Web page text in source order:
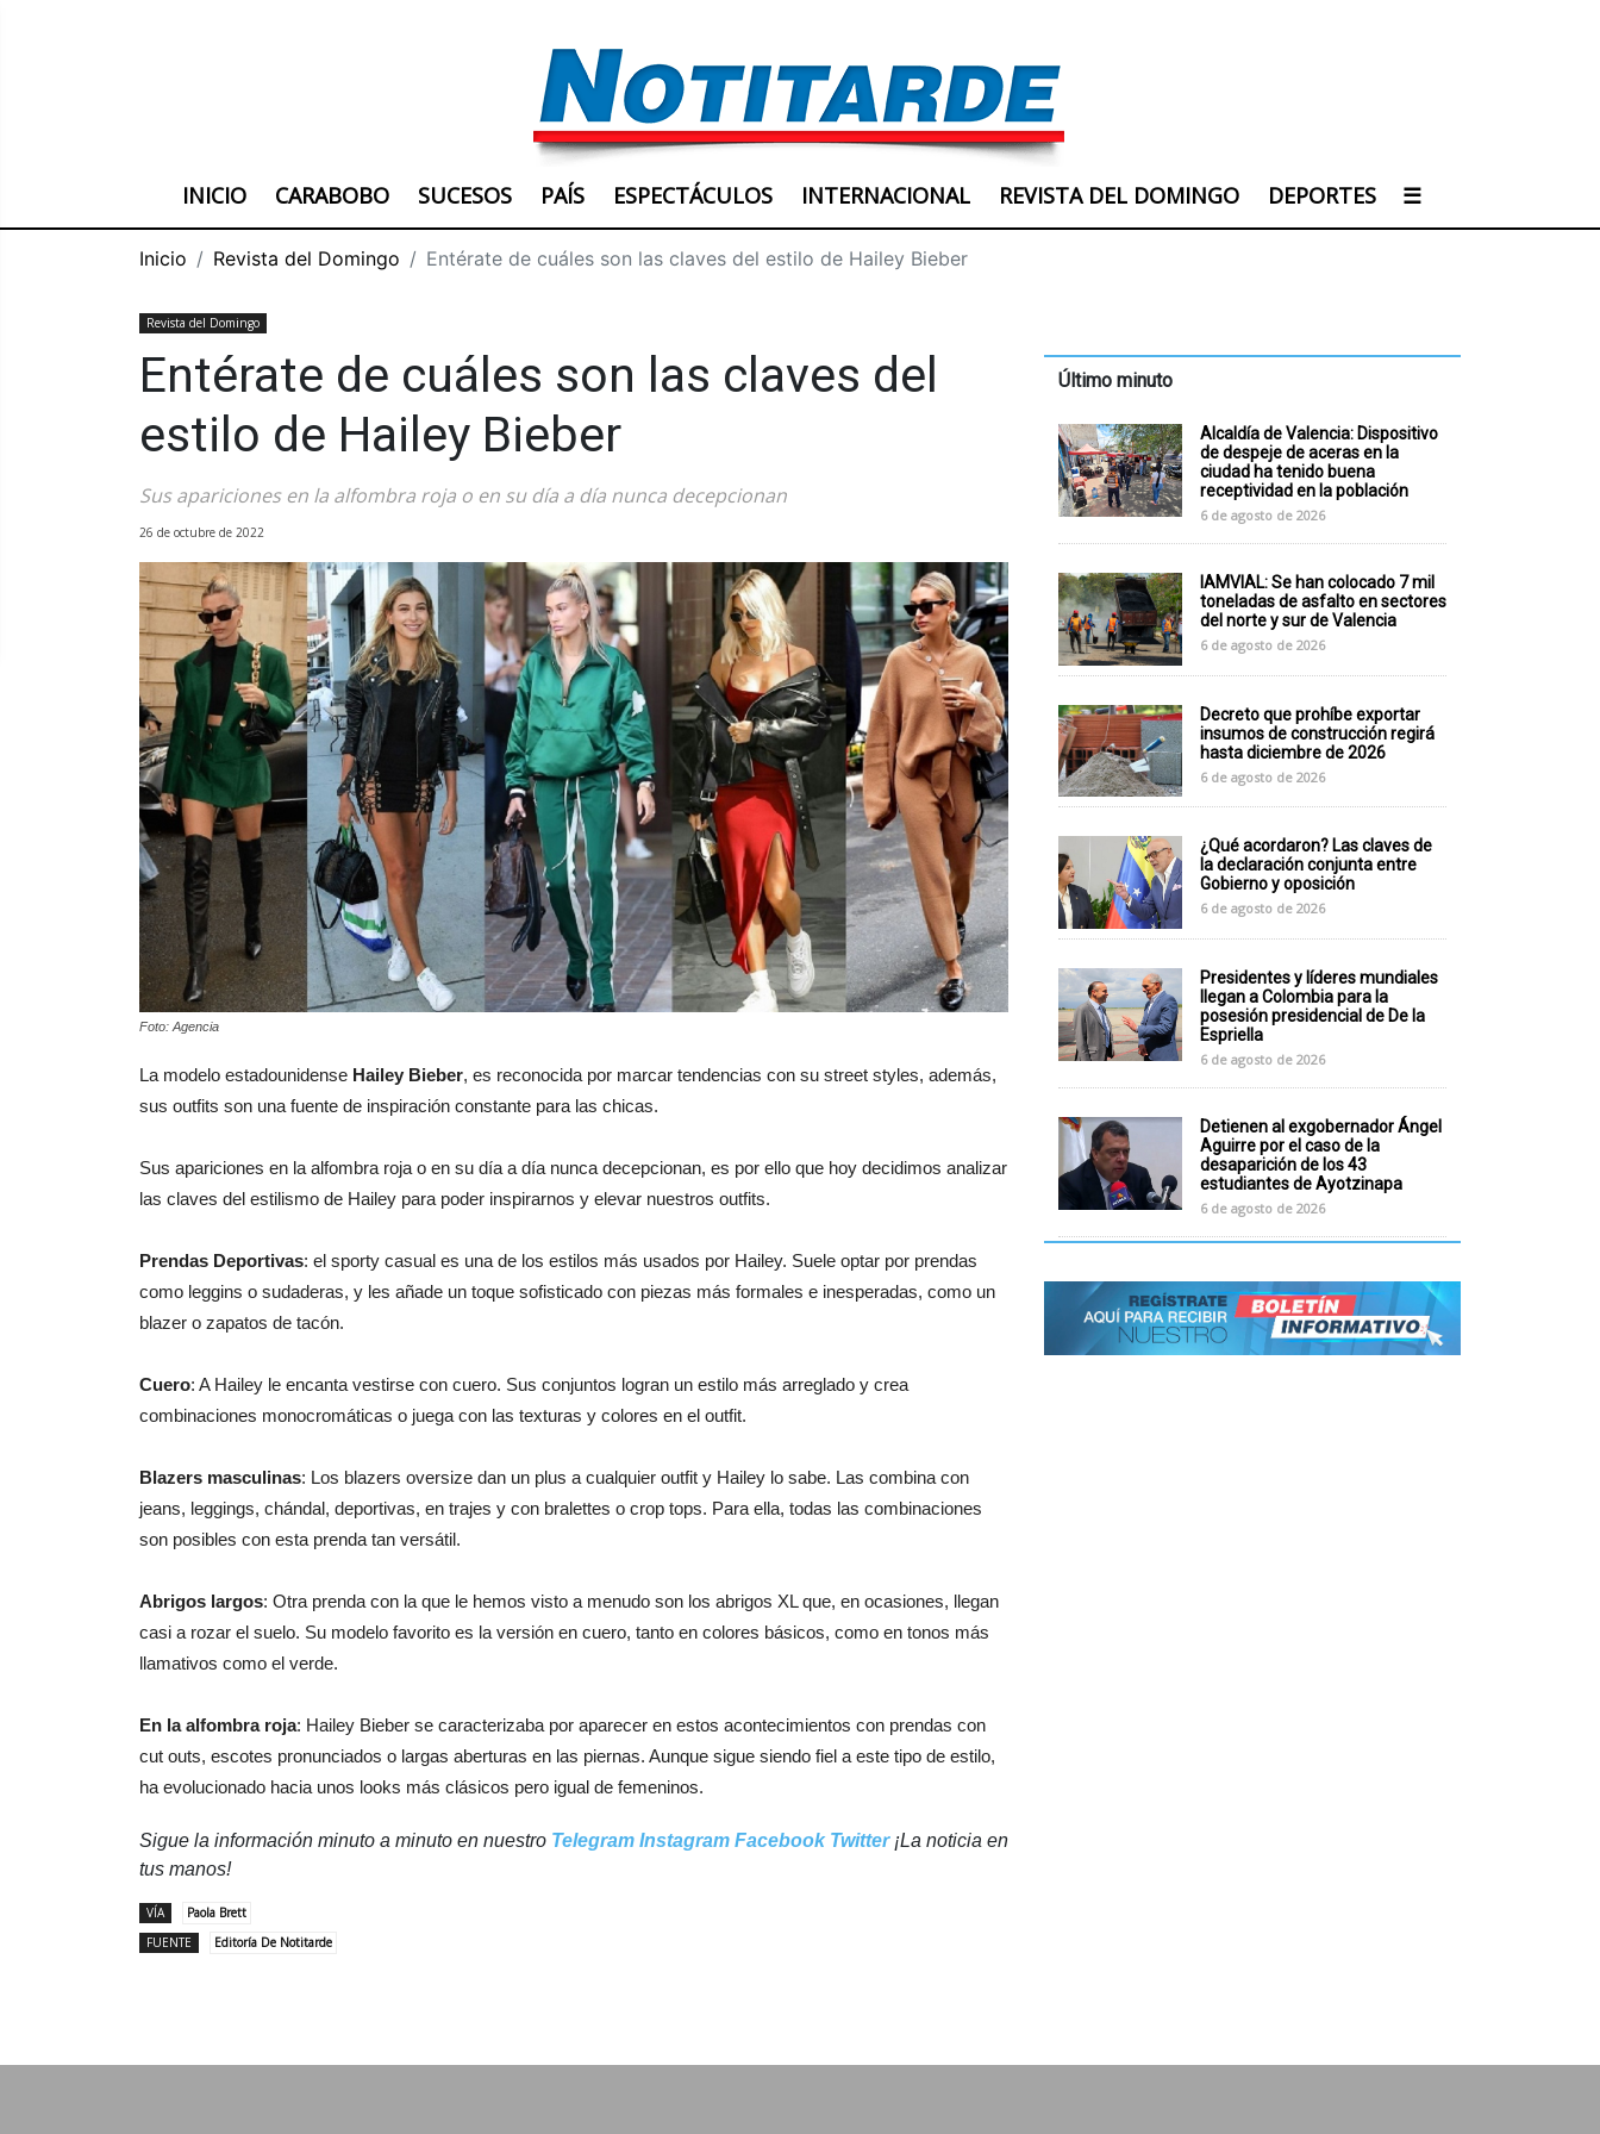
INICIO CARABOBO SUCESOS PAÍS ESPECTÁCULOS INTERNACIONAL REVISTA DEL DOMINGO DEPORTES ☰
Inicio Revista del Domingo Entérate de cuáles son las claves del estilo de Hailey Bieber
Revista del Domingo
Entérate de cuáles son las claves del
estilo de Hailey Bieber
Sus apariciones en la alfombra roja o en su día a día nunca decepcionan
26 de octubre de 2022
Foto: Agencia
La modelo estadounidense Hailey Bieber, es reconocida por marcar tendencias con su street styles, además,
sus outfits son una fuente de inspiración constante para las chicas.
Sus apariciones en la alfombra roja o en su día a día nunca decepcionan, es por ello que hoy decidimos analizar
las claves del estilismo de Hailey para poder inspirarnos y elevar nuestros outfits.
Prendas Deportivas: el sporty casual es una de los estilos más usados por Hailey. Suele optar por prendas
como leggins o sudaderas, y les añade un toque sofisticado con piezas más formales e inesperadas, como un
blazer o zapatos de tacón.
Cuero: A Hailey le encanta vestirse con cuero. Sus conjuntos logran un estilo más arreglado y crea
combinaciones monocromáticas o juega con las texturas y colores en el outfit.
Blazers masculinas: Los blazers oversize dan un plus a cualquier outfit y Hailey lo sabe. Las combina con
jeans, leggings, chándal, deportivas, en trajes y con bralettes o crop tops. Para ella, todas las combinaciones
son posibles con esta prenda tan versátil.
Abrigos largos: Otra prenda con la que le hemos visto a menudo son los abrigos XL que, en ocasiones, llegan
casi a rozar el suelo. Su modelo favorito es la versión en cuero, tanto en colores básicos, como en tonos más
llamativos como el verde.
En la alfombra roja: Hailey Bieber se caracterizaba por aparecer en estos acontecimientos con prendas con
cut outs, escotes pronunciados o largas aberturas en las piernas. Aunque sigue siendo fiel a este tipo de estilo,
ha evolucionado hacia unos looks más clásicos pero igual de femeninos.
Sigue la información minuto a minuto en nuestro Telegram Instagram Facebook Twitter¡La noticia en
tus manos!
VÍA
Paola Brett
FUENTE
Editoría De Notitarde
Último minuto
Alcaldía de Valencia: Dispositivo
de despeje de aceras en la
ciudad ha tenido buena
receptividad en la población
6 de agosto de 2026
IAMVIAL: Se han colocado 7 mil
toneladas de asfalto en sectores
del norte y sur de Valencia
6 de agosto de 2026
Decreto que prohíbe exportar
insumos de construcción regirá
hasta diciembre de 2026
6 de agosto de 2026
¿Qué acordaron? Las claves de
la declaración conjunta entre
Gobierno y oposición
6 de agosto de 2026
Presidentes y líderes mundiales
llegan a Colombia para la
posesión presidencial de De la
Espriella
6 de agosto de 2026
Detienen al exgobernador Ángel
Aguirre por el caso de la
desaparición de los 43
estudiantes de Ayotzinapa
6 de agosto de 2026